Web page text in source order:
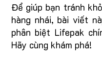
Để giúp bạn tránh
hàng nhái, bài viết
phân biệt Lifepak
Hãy cùng khám phá!